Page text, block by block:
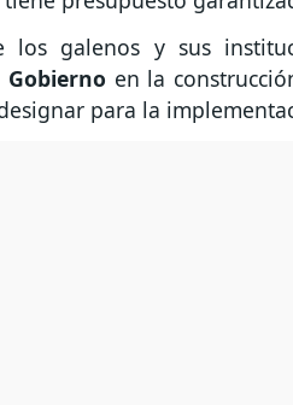
los galenos y sus
Gobierno en la
para la